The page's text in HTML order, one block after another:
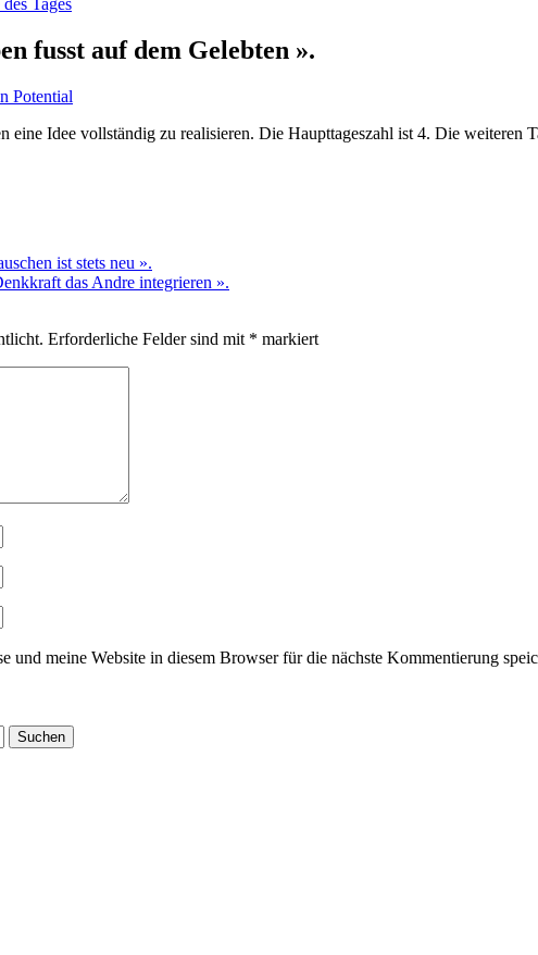
Tages
fusst auf dem Gelebten ».
Potential
eine Idee vollständig zu realisieren. Die Haupttageszahl ist 4. Die weiteren
ist stets neu ».
das Andre integrieren ».
Erforderliche Felder sind mit * markiert
und meine Website in diesem Browser für die nächste Kommentierung